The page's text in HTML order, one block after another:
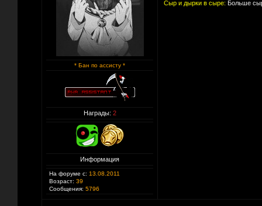
* Бан по ассисту *
Награды: 2
Информация
На форуме с: 13.08.2011
Возраст: 39
Сообщения: 5796
Сыр и дырки в сыре: Больше